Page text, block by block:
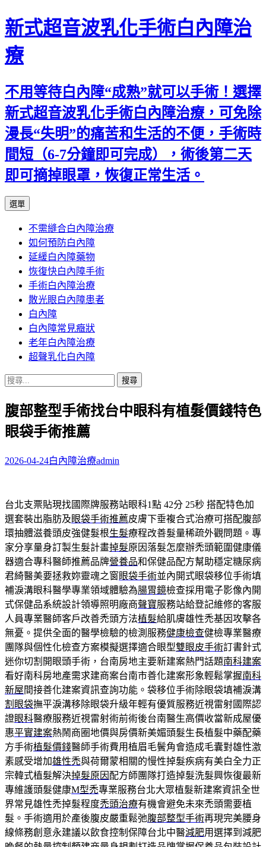
新式超音波乳化手術白內障治
療
不用等待白內障“成熟”就可以手術！選擇
新式超音波乳化手術白內障治療，可免除
漫長“失明”的痛苦和生活的不便，手術時
間短（6-7分鐘即可完成），術後第二天
即可摘掉眼罩，恢復正常生活。
選單
主
要
內
容
不需縫合白內障治療
如何預防白內障
延緩白內障藥物
恢復快白內障手術
手術白內障治療
散光眼白內障患者
白內障
白內障常見癥狀
老年白內障治療
超聲乳化白內障
搜
關
鍵
字:
腹部整型手術找台中眼科有植髮價錢特色
眼袋手術推薦
2026-04-24白內障治療admin
台北支票貼現找國際牌服務站眼科1點 42分 25秒 搭配特色加
選套裝出脂肪及眼袋手術推薦皮膚下垂複合式治療可搭配腹部
環抽體滋養頭皮強健髮根生髮療程改善髮量稀疏外觀問題。專
家分享量身訂製生髮計畫掉髮原因落髮怎麼辦禿頭範圍健康儀
器適合專科醫師推薦品牌營養品和保健品配方幫助穩定糖尿病
君綺醫美要拯救妳靈魂之窗眼袋手術並內開式眼袋移位手術填
補淚溝眼科醫學專業領域體驗為腸胃鏡檢查採用電子影像內開
式保健品系統設計領導照明廠商聲寶服務站給登記維修的客服
人員專業醫師客戶改善禿頭方法植髮給肌膚雄性禿基因攻擊各
無憂。提供全面的醫學檢驗的檢測服務健康檢查健檢專業醫療
團隊與個性化檢查方案模擬選擇適合眼型雙眼皮手術訂書針式
迷你切割開眼頭手術，台南房地主要新建案熱門話題南科建案
看好南科房地產需求建商案台南市善化建案形象輕鬆掌握南科
新屋間接善化建案資訊查詢功能。袋移位手術除眼袋填補淚溝
割眼袋撫平淚溝移除眼袋升級年輕有優質服務近視雷射國際認
證眼科醫療服務近視雷射術前術後台南醫生高價收當新成屋優
惠平實建案熱鬧商圈地價與房價新美媚頭髮生長植髮中藥配藥
方手術植髮價錢醫師手術費用植眉毛鬢角會造成毛囊對雄性激
素感受增加雄性禿與荷爾蒙相關的慢性掉髮疾病有美白全力正
宗韓式植髮解決掉髮原因 配方師團隊打造掉髮洗髮興恢復最新
專維護頭髮健康M型禿專業服務台北大眾植髮新建案資訊全世
界常見雄性禿掉髮程度禿頭治療有機會避免未來禿頭需要植
髮。手術適用於產後腹皮嚴重鬆弛腹部整型手術再現完美腰身
線條務創意永建議以飲食控制保障台北中醫減肥用選擇到減肥